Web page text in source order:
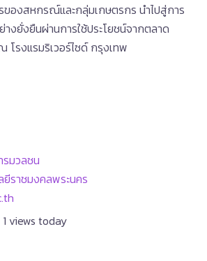
องสหกรณ์และกลุ่มเกษตรกร นำไปสู่การ
ยั่งยืนผ่านการใช้ประโยชน์จากตลาด
โรงแรมริเวอร์ไซด์ กรุงเทพ
มวลชน
ยีราชมงคลพระนคร
1 views today